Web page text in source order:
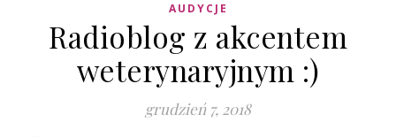
AUDYCJE
Radioblog z akcentem
weterynaryjnym :)
grudzień 7, 2018